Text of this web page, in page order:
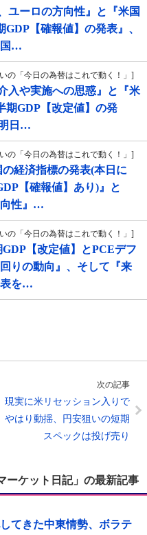
ユーロの方向性』と『米国
【確報値】の発表』、
国…
の「今日の為替はこれで動く！」]
入や実施への思惑』と『米
期GDP【改定値】の発
日…
の「今日の為替はこれで動く！」]
経済指標の発表(本日に
【確報値】あり)』と
向性』…
の「今日の為替はこれで動く！」]
【改定値】とPCEデフ
りの動向』、そして『来
表を…
次の記事
現実に米リセッション入りで
やはり動揺、円安狙いの短期
スペックは投げ売り
ーケット日記」の最新記事
てきた中東情勢、ボラテ